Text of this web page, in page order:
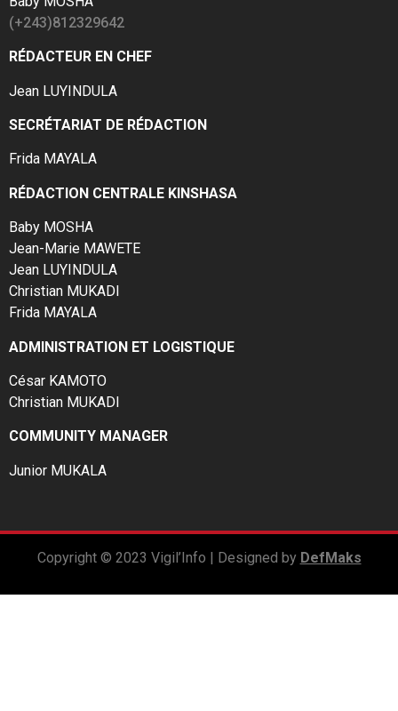
(+243)812329642
RÉDACTEUR EN CHEF
Jean LUYINDULA
SECRÉTARIAT DE RÉDACTION
Frida MAYALA
RÉDACTION CENTRALE KINSHASA
Baby MOSHA
Jean-Marie MAWETE
Jean LUYINDULA
Christian MUKADI
Frida MAYALA
ADMINISTRATION ET LOGISTIQUE
César KAMOTO
Christian MUKADI
COMMUNITY MANAGER
Junior MUKALA
Copyright © 2023 Vigil’Info | Designed by DefMaks